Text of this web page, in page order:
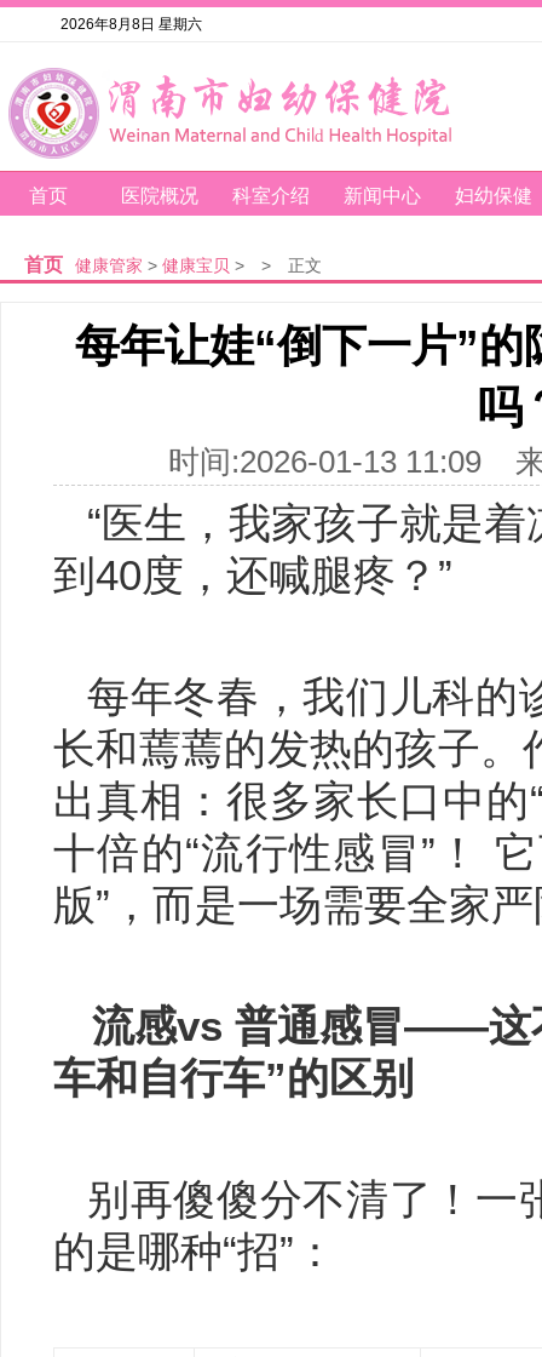
2026年8月8日 星期六
首页 医院概况 科室介绍 新闻中心 妇幼保健
首页 健康管家 > 健康宝贝 > > 正文
每年让娃“倒下一片”
吗
时间:2026-01-13 11:09
“医生，我家孩子就是
到40度，还喊腿疼？”
每年冬春，我们儿科的
长和蔫蔫的发热的孩子
出真相：很多家长口中的
十倍的“流行性感冒”！
版”，而是一场需要全家
流感vs 普通感冒——这
车和自行车”的区别
别再傻傻分不清了！一
的是哪种“招”：